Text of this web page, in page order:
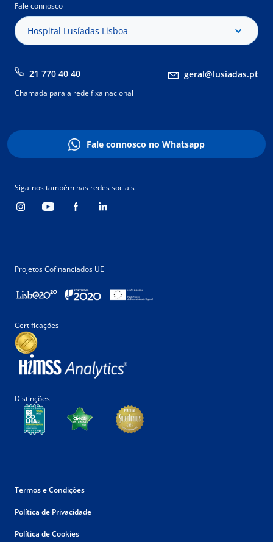
Fale connosco
Hospital Lusíadas Lisboa
21 770 40 40 geral@lusiadas.pt
Chamada para a rede fixa nacional
Fale connosco no Whatsapp
Siga-nos também nas redes sociais
Projetos Cofinanciados UE
Certificações
Distinções
Termos e Condições
Política de Privacidade
Política de Cookies